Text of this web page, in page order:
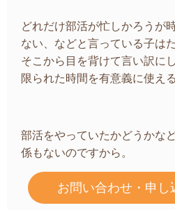
どれだけ部活が忙しかろうが
ない、などと言っている子は
そこから目を背けて言い訳に
限られた時間を有意義に使え
部活をやっていたかどうかな
係もないのですから。
お問い合わせ・申し